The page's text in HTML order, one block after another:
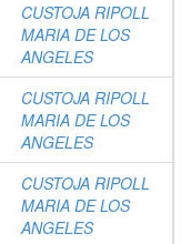
CUSTOJA RIPOLL
MARIA DE LOS
ANGELES
CUSTOJA RIPOLL
MARIA DE LOS
ANGELES
CUSTOJA RIPOLL
MARIA DE LOS
ANGELES